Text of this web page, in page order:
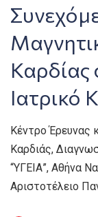
Καρδίας
Ιατρικό
Κέντρο Έρευνας
Καρδιάς,
“ΥΓΕΙΑ”, Αθήνα
Αριστοτέλειο